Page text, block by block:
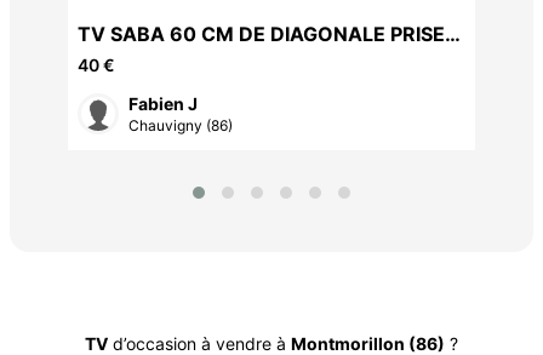
TV SABA 60 CM DE DIAGONALE PRISE
HDMI PERITEL
40 €
Fabien J
Chauvigny (86)
TV d’occasion à vendre à Montmorillon (86) ?